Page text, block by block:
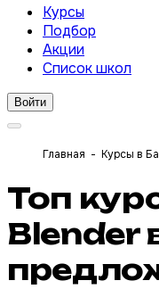
Курсы
Подбор
Акции
Список школ
Войти
Главная Курсы в
Топ
Blender